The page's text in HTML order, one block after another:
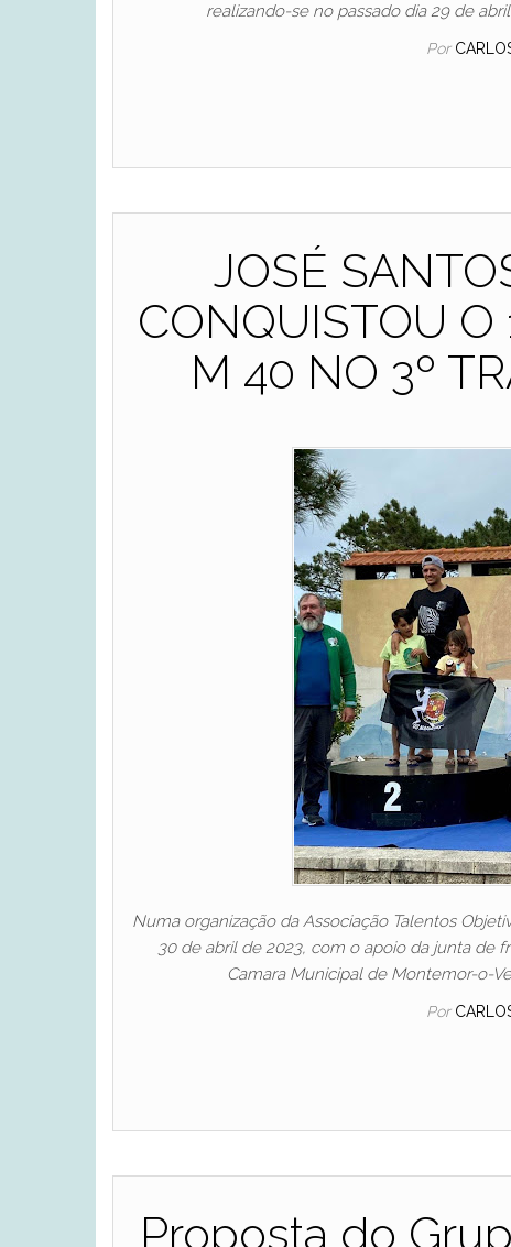
realizando-se no passado dia 29 de
Por
JOSÉ
CONQUISTOU O
M 40 NO 3º
Numa organização da Associação Talentos
30 de abril de 2023, com o apoio da junta de
Camara Municipal de Montemor-o-
Por
Proposta do